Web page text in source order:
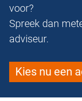
voor?
Spreek dan
adviseur.
Kies nu een